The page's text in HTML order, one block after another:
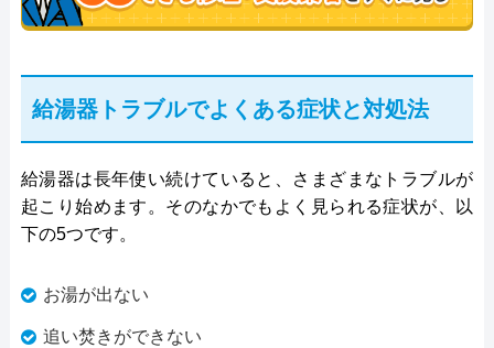
給湯器トラブルでよくある症状と対処法
給湯器は長年使い続けていると、さまざまなトラブルが
起こり始めます。そのなかでもよく見られる症状が、以
下の5つです。
お湯が出ない
追い焚きができない